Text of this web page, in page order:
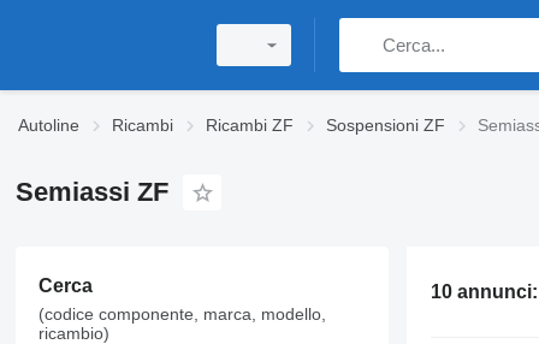
Autoline Ricambi Ricambi ZF Sospensioni ZF
Semiassi ZF
Cerca
(codice componente, marca, modello,
ricambio)
10 annunci: